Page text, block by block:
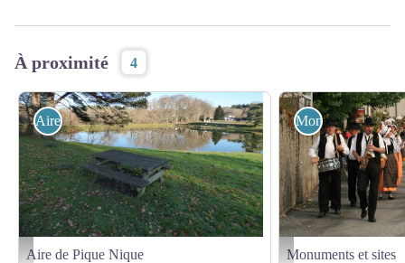
À proximité 4
Vue sur le plan d'eau - Antoine Leblic
Aire de Pique Nique
Aire de Pique Nique
Anglès - monts et lacs en
Monuments et sites
Monuments et sites